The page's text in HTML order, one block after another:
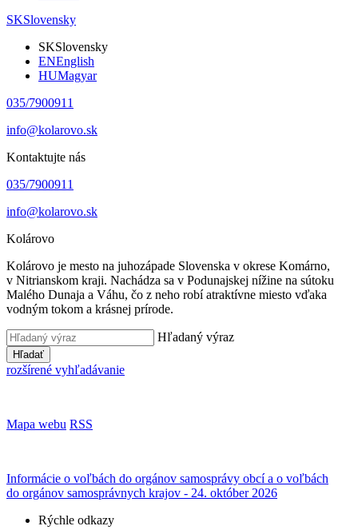
SKSlovensky
SKSlovensky
ENEnglish
HUMagyar
035/7900911
info@kolarovo.sk
Kontaktujte nás
035/7900911
info@kolarovo.sk
Kolárovo
Kolárovo je mesto na juhozápade Slovenska v okrese Komárno,
v Nitrianskom kraji. Nachádza sa v Podunajskej nížine na sútoku
Malého Dunaja a Váhu, čo z neho robí atraktívne miesto vďaka
vodným tokom a krásnej prírode.
Hľadaný výraz
Hľadať
rozšírené vyhľadávanie
Mapa webu RSS
Informácie o voľbách do orgánov samosprávy obcí a o voľbách
do orgánov samosprávnych krajov - 24. október 2026
Rýchle odkazy